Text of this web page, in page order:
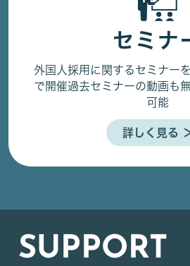
セミナ
外国人採用に関するセミナー
で開催過去セミナーの動画も
可能
詳しく見る
SUPPORT